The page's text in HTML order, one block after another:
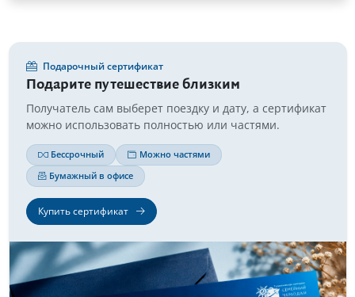
Подарочный сертификат
Подарите путешествие близким
Получатель сам выберет поездку и дату, а сертификат
можно использовать полностью или частями.
Бессрочный
Можно частями
Бумажный в офисе
Купить сертификат